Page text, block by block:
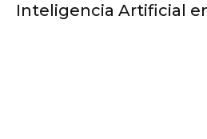
Inteligencia Artificial